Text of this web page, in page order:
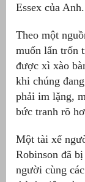
Essex của Anh.
Theo một
muốn lẩn trốn
được xì xào
khi chúng
phải im lặng,
bức tranh rõ
Một tài xế
Robinson đã
người cùng